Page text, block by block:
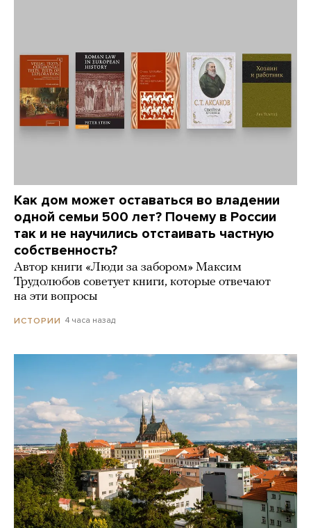
Как дом может оставаться во владении
одной семьи 500 лет? Почему в России
так и не научились отстаивать частную
собственность?
Автор книги «Люди за забором» Максим
Трудолюбов советует книги, которые отвечают
на эти вопросы
ИСТОРИИ 4 часа назад